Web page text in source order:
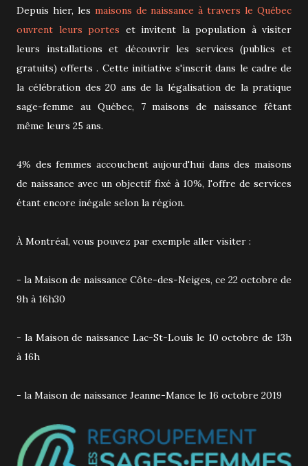
Depuis hier, les maisons de naissance à travers le Québec
ouvrent leurs portes et invitent la population à visiter
leurs installations et découvrir les services (publics et
gratuits) offerts . Cette initiative s'inscrit dans le cadre de
la célébration des 20 ans de la légalisation de la pratique
sage-femme au Québec, 7 maisons de naissance fêtant
même leurs 25 ans.
4% des femmes accouchent aujourd'hui dans des maisons
de naissance avec un objectif fixé à 10%, l'offre de services
étant encore inégale selon la région.
À Montréal, vous pouvez par exemple aller visiter :
- la Maison de naissance Côte-des-Neiges, ce 22 octobre de
9h à 16h30
- la Maison de naissance Lac-St-Louis le 10 octobre de 13h
à 16h
- la Maison de naissance Jeanne-Mance le 16 octobre 2019